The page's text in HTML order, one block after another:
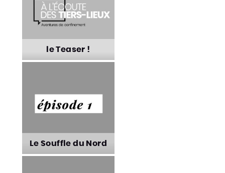
le Teaser !
le Teaser !
Le Souffle du Nord